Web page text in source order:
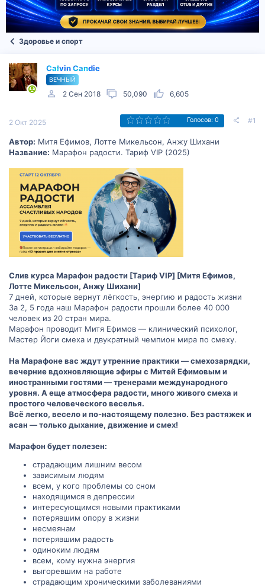
Здоровье и спорт
Calvin Candie
ВЕЧНЫЙ
2 Сен 2018 50,090 6,605
2 Окт 2025 Голосов: 0 #1
Автор: Митя Ефимов, Лотте Микельсон, Анжу Шихани
Название: Марафон радости. Тариф VIP (2025)
Слив курса Марафон радости [Тариф VIP] [Митя Ефимов,
Лотте Микельсон, Анжу Шихани]
7 дней, которые вернут лёгкость, энергию и радость жизни
За 2, 5 года наш Марафон радости прошли более 40 000
человек из 20 стран мира.
Марафон проводит Митя Ефимов — клинический психолог,
Мастер Йоги смеха и двукратный чемпион мира по смеху.
На Марафоне вас ждут утренние практики — смехозарядки,
вечерние вдохновляющие эфиры с Митей Ефимовым и
иностранными гостями — тренерами международного
уровня. А еще атмосфера радости, много живого смеха и
простого человеческого веселья.
Всё легко, весело и по-настоящему полезно. Без растяжек и
асан — только дыхание, движение и смех!
Марафон будет полезен:
страдающим лишним весом
зависимым людям
всем, у кого проблемы со сном
находящимся в депрессии
интересующимся новыми практиками
потерявшим опору в жизни
несмеянам
потерявшим радость
одиноким людям
всем, кому нужна энергия
выгоревшим на работе
страдающим хроническими заболеваниями